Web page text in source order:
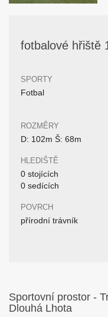
fotbalové hřiště
SPORTY
Fotbal
ROZMĚRY
D: 102m Š: 68m
HLEDIŠTĚ
0 stojících
0 sedících
POVRCH
přírodní trávník
Sportovní prostor -
Dlouhá Lhota